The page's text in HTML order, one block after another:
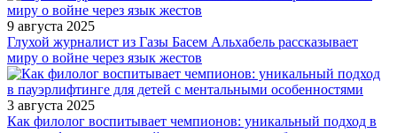
9 августа 2025
Глухой журналист из Газы Басем Альхабель рассказывает
миру о войне через язык жестов
3 августа 2025
Как филолог воспитывает чемпионов: уникальный подход в